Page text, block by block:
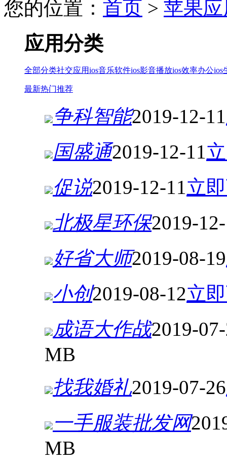
您的位置： 首页 > 苹果
应用分类
全部分类社交应用ios音乐软件ios影音播放ios效率办公ios
最新热门推荐
争科智能2019-12-11
国盛通2019-12-11
促说2019-12-11立
北极星环保2019-
好省大师2019-08-19
小创2019-08-12立
成语大作战2019-
MB
找我婚礼2019-07-26
一手服装批发网
MB